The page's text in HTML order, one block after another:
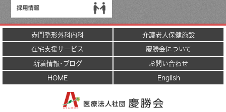
赤門整形外科内科
介護老人保健施設
在宅支援サービス
慶勝会について
新着情報･ブログ
お問い合わせ
HOME
English